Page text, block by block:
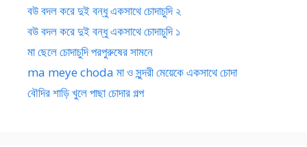
বউ বদল করে দুই বন্ধু একসাথে চোদাচুদি ২
বউ বদল করে দুই বন্ধু একসাথে চোদাচুদি ১
মা ছেলে চোদাচুদি পরপুরুষের সামনে
ma meye choda মা ও সুন্দরী মেয়েকে একসাথে চোদা
বৌদির শাড়ি খুলে পাছা চোদার গল্প